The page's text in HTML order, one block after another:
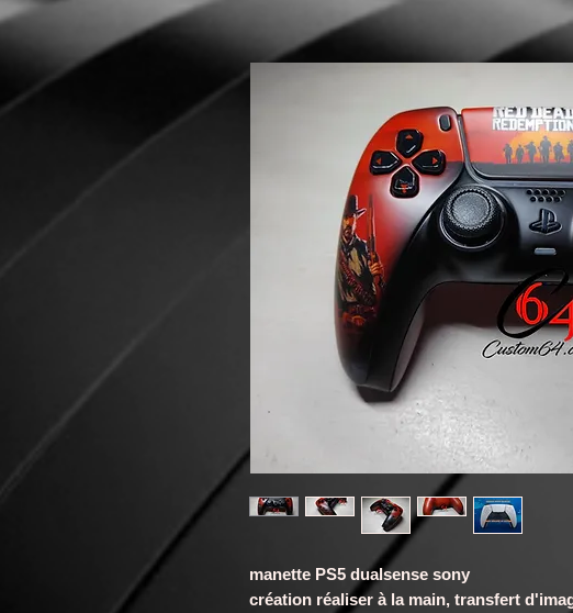
manette PS5 dualsense sony
création réaliser à la main, transfert